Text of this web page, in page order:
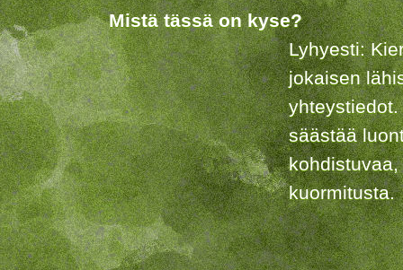
Mistä tässä on kyse?
Lyhyesti:
jokaisen
säästää
kuormitusta.